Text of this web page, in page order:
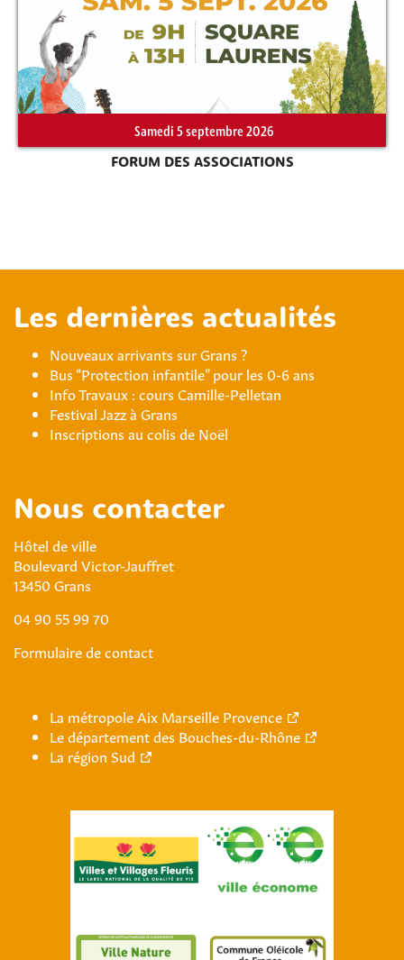
Samedi 5 septembre 2026
FORUM DES ASSOCIATIONS
Les dernières actualités
Nouveaux arrivants sur Grans ?
Bus “Protection infantile” pour les 0-6 ans
Info Travaux : cours Camille-Pelletan
Festival Jazz à Grans
Inscriptions au colis de Noël
Nous contacter
Hôtel de ville
Boulevard Victor-Jauffret
13450 Grans
04 90 55 99 70
Formulaire de contact
La métropole Aix Marseille Provence
Le département des Bouches-du-Rhône
La région Sud